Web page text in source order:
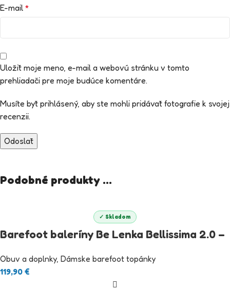
E-mail *
Uložiť moje meno, e-mail a webovú stránku v tomto
prehliadači pre moje budúce komentáre.
Musíte byť prihlásený, aby ste mohli pridávať fotografie k svojej
recenzii.
Podobné produkty ...
✓ Skladom
Barefoot baleríny Be Lenka Bellissima 2.0 –
Obuv a doplnky, Dámske barefoot topánky
119,90 €